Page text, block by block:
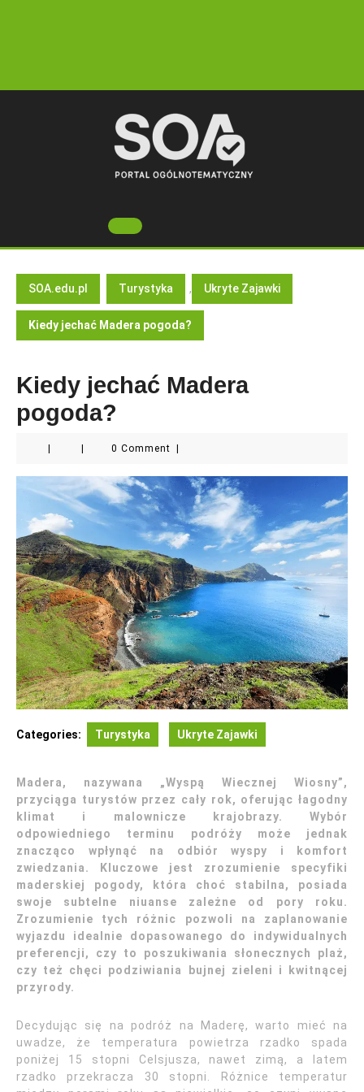
Open
Button
SOA.edu.pl Turystyka , Ukryte Zajawki
Kiedy jechać Madera pogoda?
Kiedy jechać Madera
pogoda?
0 Comment
Categories: Turystyka Ukryte Zajawki
Madera, nazywana „Wyspą Wiecznej Wiosny”,
przyciąga turystów przez cały rok, oferując łagodny
klimat i malownicze krajobrazy. Wybór
odpowiedniego terminu podróży może jednak
znacząco wpłynąć na odbiór wyspy i komfort
zwiedzania. Kluczowe jest zrozumienie specyfiki
maderskiej pogody, która choć stabilna, posiada
swoje subtelne niuanse zależne od pory roku.
Zrozumienie tych różnic pozwoli na zaplanowanie
wyjazdu idealnie dopasowanego do indywidualnych
preferencji, czy to poszukiwania słonecznych plaż,
czy też chęci podziwiania bujnej zieleni i kwitnącej
przyrody.
Decydując się na podróż na Maderę, warto mieć na
uwadze, że temperatura powietrza rzadko spada
poniżej 15 stopni Celsjusza, nawet zimą, a latem
rzadko przekracza 30 stopni. Różnice temperatur